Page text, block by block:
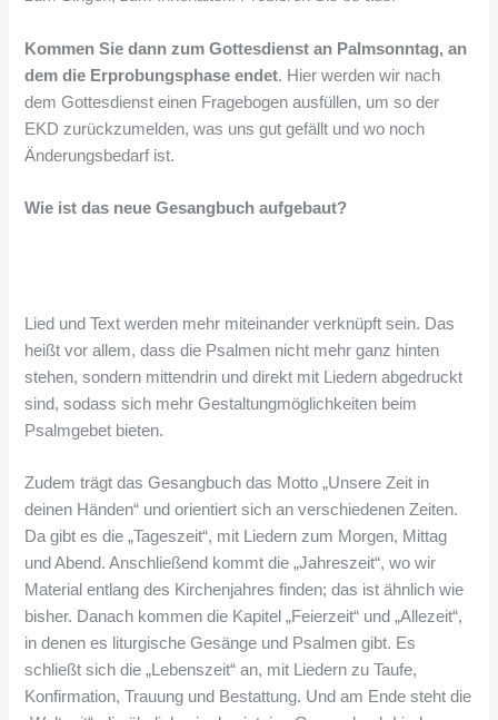
Kommen Sie dann zum Gottesdienst an Palmsonntag, an
dem die Erprobungsphase endet. Hier werden wir nach
dem Gottesdienst einen Fragebogen ausfüllen, um so der
EKD zurückzumelden, was uns gut gefällt und wo noch
Änderungsbedarf ist.
Wie ist das neue Gesangbuch aufgebaut?
Lied und Text werden mehr miteinander verknüpft sein. Das
heißt vor allem, dass die Psalmen nicht mehr ganz hinten
stehen, sondern mittendrin und direkt mit Liedern abgedruckt
sind, sodass sich mehr Gestaltungmöglichkeiten beim
Psalmgebet bieten.
Zudem trägt das Gesangbuch das Motto „Unsere Zeit in
deinen Händen“ und orientiert sich an verschiedenen Zeiten.
Da gibt es die „Tageszeit“, mit Liedern zum Morgen, Mittag
und Abend. Anschließend kommt die „Jahreszeit“, wo wir
Material entlang des Kirchenjahres finden; das ist ähnlich wie
bisher. Danach kommen die Kapitel „Feierzeit“ und „Allezeit“,
in denen es liturgische Gesänge und Psalmen gibt. Es
schließt sich die „Lebenszeit“ an, mit Liedern zu Taufe,
Konfirmation, Trauung und Bestattung. Und am Ende steht die